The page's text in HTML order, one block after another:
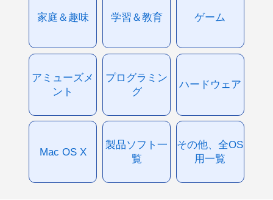
家庭＆趣味 学習＆教育 ゲーム
アミューズメ
ント
プログラミン
グ
ハードウェア
Mac OS X
製品ソフト一
覧
その他、全OS
用一覧